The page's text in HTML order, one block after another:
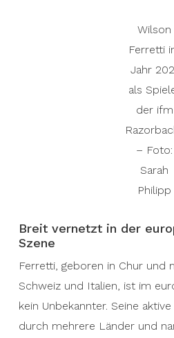
Wilson
Ferretti
Jahr
als
der ifm
– Foto:
Sarah
Philipp
Breit vernetzt in der
Szene
Ferretti, geboren in Chur und
Schweiz und Italien, ist im
kein Unbekannter. Seine
durch mehrere Länder und